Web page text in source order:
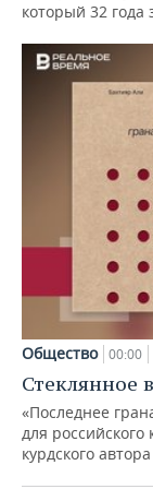
который 32 года
Общество 00:00
Стеклянное
«Последнее
для
курдского